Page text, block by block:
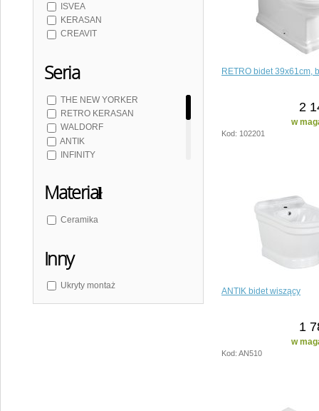
ISVEA
KERASAN
CREAVIT
Seria
THE NEW YORKER
RETRO KERASAN
WALDORF
ANTIK
INFINITY
PACO
TRIBECA
Materiał
Ceramika
Inny
Ukryty montaż
RETRO bidet 39x61cm,
2
w
Kod: 102201
ANTIK bidet wiszący
1
w
Kod: AN510